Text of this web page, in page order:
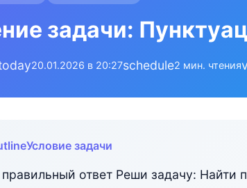
задачи:
20.01.2026 в 20:27schedule2 мин. чтения
Условие задачи
ответ Реши задачу: Найти